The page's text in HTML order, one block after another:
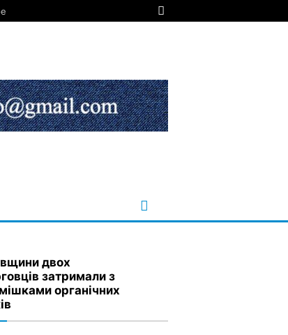
двох
затримали з
органічних